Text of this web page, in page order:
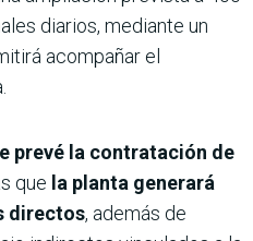
diarios, mediante un
acompañar el
prevé la contratación de
que la planta generará
directos, además de